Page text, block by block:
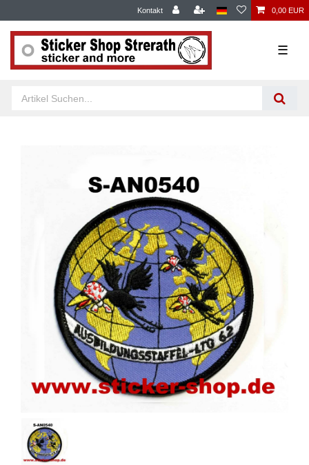
Kontakt 0,00 EUR
☰